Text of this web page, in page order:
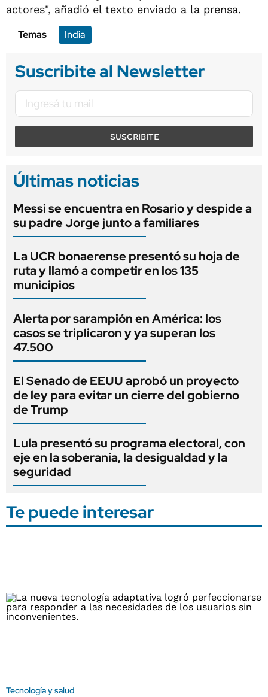
actores", añadió el texto enviado a la prensa.
Temas
India
Suscribite al Newsletter
SUSCRIBITE
Últimas noticias
Messi se encuentra en Rosario y despide a
su padre Jorge junto a familiares
La UCR bonaerense presentó su hoja de
ruta y llamó a competir en los 135
municipios
Alerta por sarampión en América: los
casos se triplicaron y ya superan los
47.500
El Senado de EEUU aprobó un proyecto
de ley para evitar un cierre del gobierno
de Trump
Lula presentó su programa electoral, con
eje en la soberanía, la desigualdad y la
seguridad
Te puede interesar
Tecnología y salud